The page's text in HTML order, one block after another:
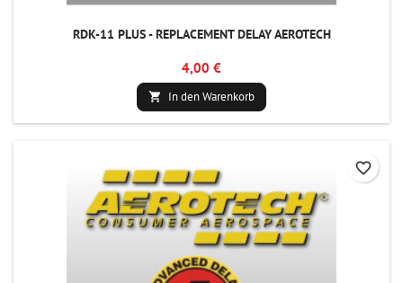
RDK-11 PLUS - REPLACEMENT DELAY AEROTECH
4,00 €
 In den Warenkorb
favorite_border